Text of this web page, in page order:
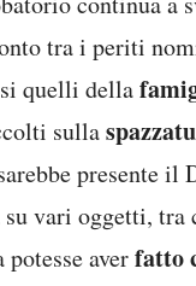
tra i periti
quelli della
sulla
presente
vari oggetti, tra
averfatto